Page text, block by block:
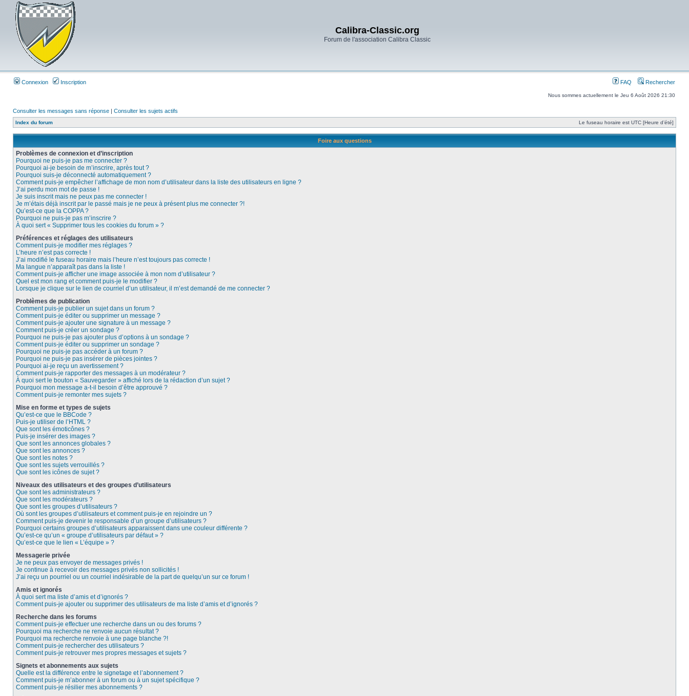
Calibra-Classic.org
Forum de l'association Calibra Classic
Connexion Inscription FAQ Rechercher
Nous sommes actuellement le Jeu 6 Août 2026 21:30
Consulter les messages sans réponse | Consulter les sujets actifs
Index du forum Le fuseau horaire est UTC [Heure d’été]
Foire aux questions
Problèmes de connexion et d’inscription
Pourquoi ne puis-je pas me connecter ?
Pourquoi ai-je besoin de m’inscrire, après tout ?
Pourquoi suis-je déconnecté automatiquement ?
Comment puis-je empêcher l’affichage de mon nom d’utilisateur dans la liste des utilisateurs en ligne ?
J’ai perdu mon mot de passe !
Je suis inscrit mais ne peux pas me connecter !
Je m’étais déjà inscrit par le passé mais je ne peux à présent plus me connecter ?!
Qu’est-ce que la COPPA ?
Pourquoi ne puis-je pas m’inscrire ?
À quoi sert « Supprimer tous les cookies du forum » ?
Préférences et réglages des utilisateurs
Comment puis-je modifier mes réglages ?
L’heure n’est pas correcte !
J’ai modifié le fuseau horaire mais l’heure n’est toujours pas correcte !
Ma langue n’apparaît pas dans la liste !
Comment puis-je afficher une image associée à mon nom d’utilisateur ?
Quel est mon rang et comment puis-je le modifier ?
Lorsque je clique sur le lien de courriel d’un utilisateur, il m’est demandé de me connecter ?
Problèmes de publication
Comment puis-je publier un sujet dans un forum ?
Comment puis-je éditer ou supprimer un message ?
Comment puis-je ajouter une signature à un message ?
Comment puis-je créer un sondage ?
Pourquoi ne puis-je pas ajouter plus d’options à un sondage ?
Comment puis-je éditer ou supprimer un sondage ?
Pourquoi ne puis-je pas accéder à un forum ?
Pourquoi ne puis-je pas insérer de pièces jointes ?
Pourquoi ai-je reçu un avertissement ?
Comment puis-je rapporter des messages à un modérateur ?
À quoi sert le bouton « Sauvegarder » affiché lors de la rédaction d’un sujet ?
Pourquoi mon message a-t-il besoin d’être approuvé ?
Comment puis-je remonter mes sujets ?
Mise en forme et types de sujets
Qu’est-ce que le BBCode ?
Puis-je utiliser de l’HTML ?
Que sont les émoticônes ?
Puis-je insérer des images ?
Que sont les annonces globales ?
Que sont les annonces ?
Que sont les notes ?
Que sont les sujets verrouillés ?
Que sont les icônes de sujet ?
Niveaux des utilisateurs et des groupes d’utilisateurs
Que sont les administrateurs ?
Que sont les modérateurs ?
Que sont les groupes d’utilisateurs ?
Où sont les groupes d’utilisateurs et comment puis-je en rejoindre un ?
Comment puis-je devenir le responsable d’un groupe d’utilisateurs ?
Pourquoi certains groupes d’utilisateurs apparaissent dans une couleur différente ?
Qu’est-ce qu’un « groupe d’utilisateurs par défaut » ?
Qu’est-ce que le lien « L’équipe » ?
Messagerie privée
Je ne peux pas envoyer de messages privés !
Je continue à recevoir des messages privés non sollicités !
J’ai reçu un pourriel ou un courriel indésirable de la part de quelqu’un sur ce forum !
Amis et ignorés
À quoi sert ma liste d’amis et d’ignorés ?
Comment puis-je ajouter ou supprimer des utilisateurs de ma liste d’amis et d’ignorés ?
Recherche dans les forums
Comment puis-je effectuer une recherche dans un ou des forums ?
Pourquoi ma recherche ne renvoie aucun résultat ?
Pourquoi ma recherche renvoie à une page blanche ?!
Comment puis-je rechercher des utilisateurs ?
Comment puis-je retrouver mes propres messages et sujets ?
Signets et abonnements aux sujets
Quelle est la différence entre le signetage et l’abonnement ?
Comment puis-je m’abonner à un forum ou à un sujet spécifique ?
Comment puis-je résilier mes abonnements ?